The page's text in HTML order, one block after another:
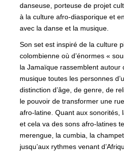
danseuse, porteuse de projet
à la culture afro-diasporique et
avec la danse et la musique.
Son set est inspiré de la culture
colombienne où d’énormes «
la Jamaïque rassemblent autour
musique toutes les personnes
distinction d’âge, de genre, de
le pouvoir de transformer une
afro-latine. Quant aux sonorités,
et cela va des sons afro-latines
merengue, la cumbia, la
jusqu’aux rythmes venant